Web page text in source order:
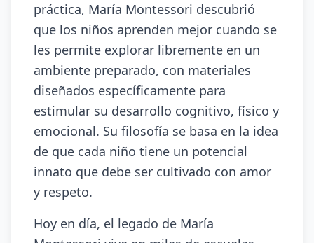
práctica, María Montessori descubrió
que los niños aprenden mejor cuando se
les permite explorar libremente en un
ambiente preparado, con materiales
diseñados específicamente para
estimular su desarrollo cognitivo, físico y
emocional. Su filosofía se basa en la idea
de que cada niño tiene un potencial
innato que debe ser cultivado con amor
y respeto.
Hoy en día, el legado de María